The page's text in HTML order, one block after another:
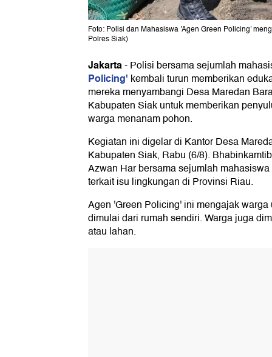
Foto: Polisi dan Mahasiswa 'Agen Green Policing'
Polres Siak)
Jakarta-Polisi bersama sejumlah
Policing' kembali turun memberikan
mereka menyambangi Desa Maredan
Kabupaten Siak untuk memberikan
warga menanam pohon.
Kegiatan ini digelar di Kantor Desa
Kabupaten Siak, Rabu (6/8).
Azwan Har bersama sejumlah
terkait isu lingkungan di Provinsi Riau.
Agen 'Green Policing' ini mengajak
dimulai dari rumah sendiri. Warga juga
atau lahan.